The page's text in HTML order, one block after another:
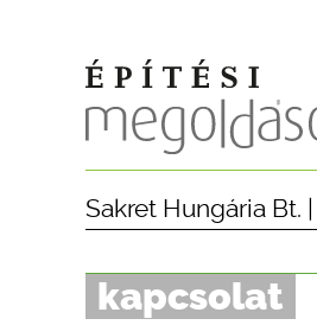
Sakret Hungária Bt.
kapcsolat